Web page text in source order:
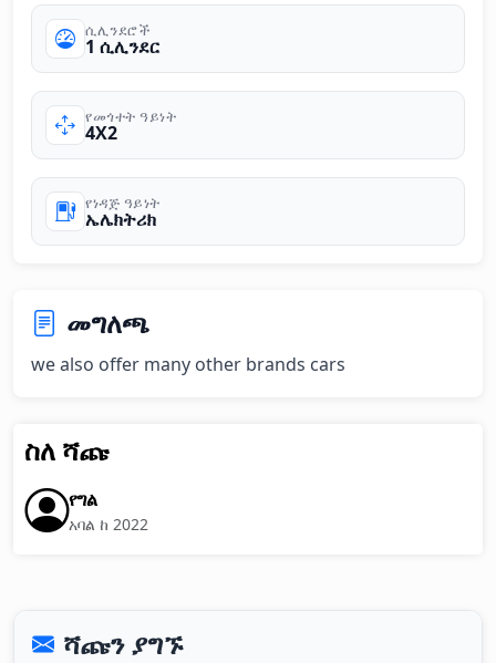
ሲሊንደሮች
1 ሲሊንደር
የመጎተት ዓይነት
4X2
የነዳጅ ዓይነት
ኤሌክትሪክ
መግለጫ
we also offer many other brands cars
ስለ ሻጩ
የግል
አባል ከ 2022
ሻጩን ያግኙ